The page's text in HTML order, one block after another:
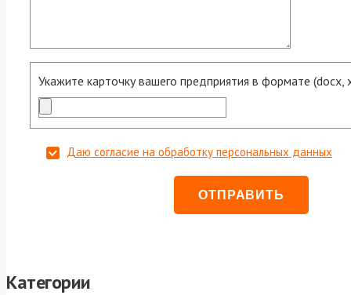
Укажите карточку вашего предприятия в формате (docx,
Даю согласие на обработку персональных данных
Категории